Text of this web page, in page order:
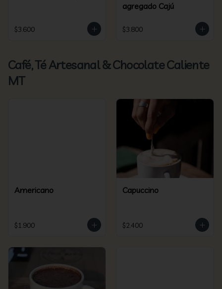
$3.600
agregado Cajú
$3.800
Café, Té Artesanal & Chocolate Caliente
MT
Americano
$1.900
Capuccino
$2.400